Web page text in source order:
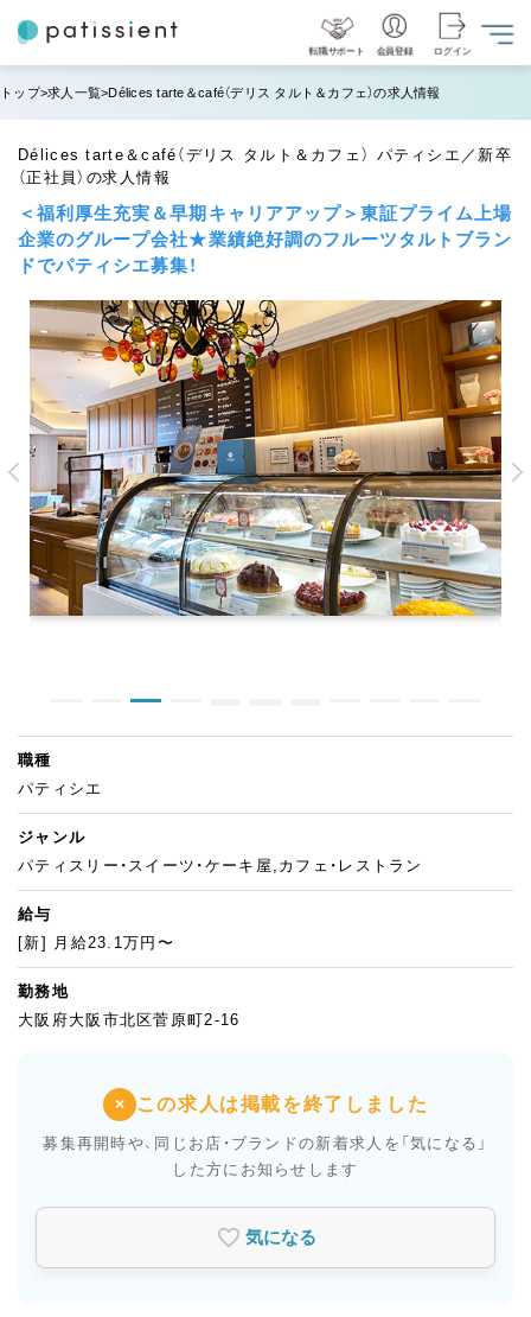
転職サポート 会員登録 ログイン
トップ 求人一覧 Délices tarte＆café（デリス タルト＆カフェ）の求人情報
Délices tarte＆café（デリス タルト＆カフェ） パティシエ／新卒
（正社員）の求人情報
＜福利厚生充実＆早期キャリアアップ＞東証プライム上場
企業のグループ会社★業績絶好調のフルーツタルトブラン
ドでパティシエ募集！
職種
パティシエ
ジャンル
パティスリー・スイーツ・ケーキ屋,カフェ・レストラン
給与
[新] 月給23.1万円〜
勤務地
大阪府大阪市北区菅原町2-16
× この求人は掲載を終了しました
募集再開時や、同じお店・ブランドの新着求人を 「気になる」
した方にお知らせします
気になる